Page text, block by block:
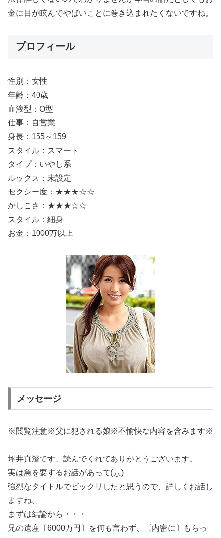
金に目が眩んでやばいことに巻き込まれたくないですね。
プロフィール
性別：女性
年齢：40歳
血液型：O型
仕事：自営業
身長：155～159
スタイル：スマート
タイプ：いやし系
ルックス：未設定
セクシー度：★★★☆☆
かしこさ：★★★☆☆
スタイル：細身
お金：1000万以上
メッセージ
※閲覧注意※父に犯される娘※不愉快な内容を含みます※
坪井真澄です、読んでくれてありがとうございます。
実は急を要するお話があって(◞‸◟)
強烈なタイトルでビックリしたと思うので、詳しくお話し
ますね。
まずは結論から・・・
兄の遺産〔6000万円〕を何も言わず、〔内密に〕もらっ